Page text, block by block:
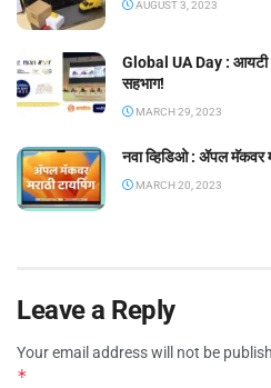
AUGUST 3, 2023
Global UA Day : आयटी
सहभाग!
MARCH 29, 2023
नवा व्हिडिओ : ॲपल मॅकवर
MARCH 20, 2023
Leave a Reply
Your email address will not be
*